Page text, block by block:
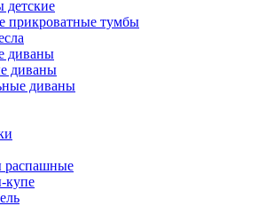
детские
прикроватные тумбы
диваны
диваны
диваны